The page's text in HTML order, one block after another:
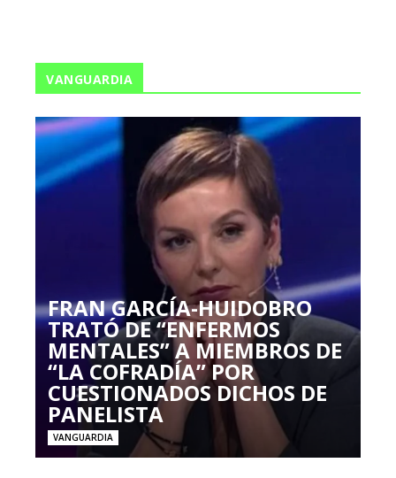
VANGUARDIA
FRAN GARCÍA-HUIDOBRO
TRATÓ DE “ENFERMOS
MENTALES” A MIEMBROS DE
“LA COFRADÍA” POR
CUESTIONADOS DICHOS DE
PANELISTA
VANGUARDIA